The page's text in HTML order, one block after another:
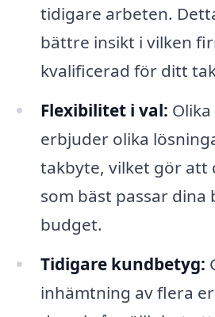
tidigare arbeten.
bättre insikt i vilken
kvalificerad för ditt
Flexibilitet i val:
erbjuder olika
takbyte, vilket gör att
som bäst passar dina
budget.
Tidigare kundbetyg:
inhämtning av flera